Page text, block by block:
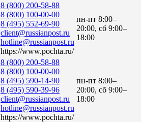
8 (800) 200-58-88
8 (800) 100-00-00
8 (495) 552-69-90
client@russianpost.ru
hotline@russianpost.ru
https://www.pochta.ru/
пн-пт 8:00–
20:00, сб 9:00–
18:00
8 (800) 200-58-88
8 (800) 100-00-00
8 (495) 590-14-90
8 (495) 590-39-96
client@russianpost.ru
hotline@russianpost.ru
https://www.pochta.ru/
пн-пт 8:00–
20:00, сб 9:00–
18:00